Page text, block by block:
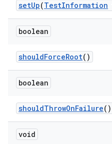
setUp(TestInformation
boolean
shouldForceRoot()
boolean
shouldThrowOnFailure()
void